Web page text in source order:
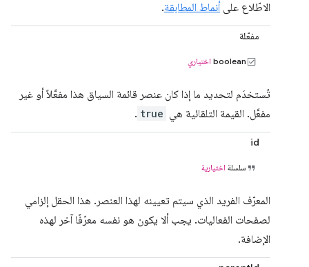
الاطّلاع على أنماط المطابقة.
مفعّلة
boolean اختياري
تُستخدَم لتحديد ما إذا كان عنصر قائمة السياق هذا مفعَّلاً أو غير
مفعَّل. القيمة التلقائية هي true
.
id
سلسلة اختيارية
المعرّف الفريد الذي سيتم تعيينه لهذا العنصر. هذا الحقل إلزامي
لصفحات الفعاليات. يجب ألا يكون هو نفسه معرّفًا آخر لهذه
الإضافة.